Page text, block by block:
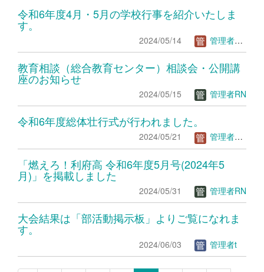
令和6年度4月・5月の学校行事を紹介いたしま
す。
2024/05/14 管理者ＴＳ
教育相談（総合教育センター）相談会・公開講
座のお知らせ
2024/05/15 管理者RN
令和6年度総体壮行式が行われました。
2024/05/21 管理者ＴＳ
「燃えろ！利府高 令和6年度5月号(2024年5
月)」を掲載しました
2024/05/31 管理者RN
大会結果は「部活動掲示板」よりご覧になれま
す。
2024/06/03 管理者t